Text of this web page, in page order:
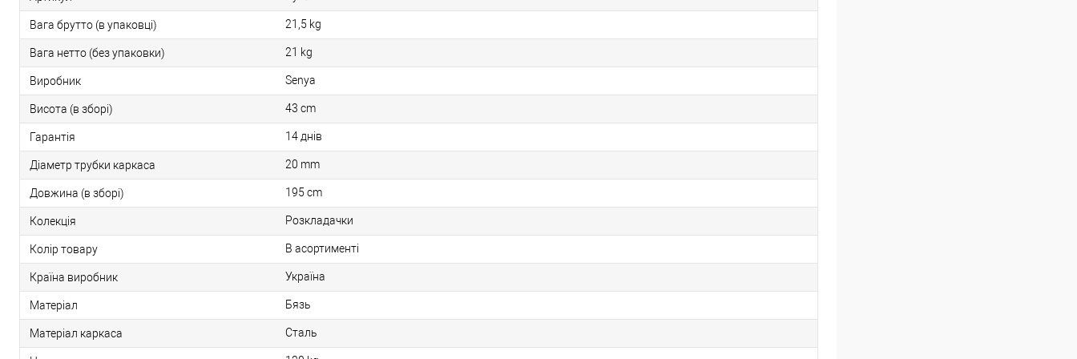
Вага брутто (в упаковці) 21,5 kg
Вага нетто (без упаковки) 21 kg
Виробник Senya
Висота (в зборі) 43 cm
Гарантія 14 днів
Діаметр трубки каркаса 20 mm
Довжина (в зборі) 195 cm
Колекція Розкладачки
Колір товару В асортименті
Країна виробник Україна
Матеріал Бязь
Матеріал каркаса Сталь